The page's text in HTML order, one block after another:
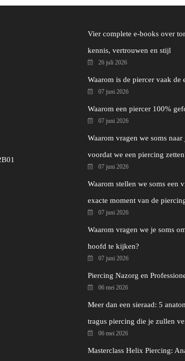
Vier complete e-books over
kennis, vertrouwen en stijl
26 juli 2026
Waarom is de piercer vaak de
07 juni 2026
Waarom een piercer 100%
07 juni 2026
Waarom vragen we soms
voordat we een piercing
07 juni 2026
Waarom stellen we soms een
exacte moment van de
07 juni 2026
Waarom vragen we je soms
hoofd te kijken?
07 juni 2026
Piercing Nazorg en
06 mei 2026
Meer dan een sieraad: 5
tragus piercing die je zullen
06 mei 2026
Masterclass Helix Piercing: